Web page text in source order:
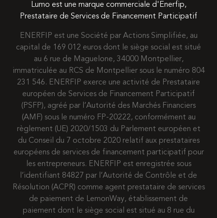
Lumo est une marque commerciale d'Enerfip,
Prestataire de Services de Financement Participatif
ENERFIP est une Société par Actions Simplifiée, au
capital de 169 012 euros dont le siège social est situé
au 6 rue de Maguelone, 34000 Montpellier,
immatriculée au RCS de Montpellier sous le numéro 804
231 546. ENERFIP exerce une activité de Prestataire
européen de Services de Financement Participatif
(PSFP), agréé par l’Autorité des Marchés Financiers
(AMF) sous le numéro FP-20222, conformément au
règlement (UE) 2020/1503 du Parlement européen et
du Conseil du 7 octobre 2020 relatif aux prestataires
européens de services de financement participatif pour
les entrepreneurs. ENERFIP est enregistrée sous
l’identifiant 84827 par l’Autorité de Contrôle et de
Résolution (ACPR) comme agent prestataire de services
de paiement de LemonWay, établissement de
paiement dont le siège social est situé au 8 rue du